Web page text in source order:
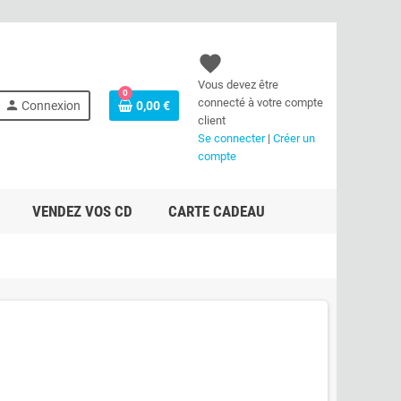
person Connexion
0
0,00 €
favorite
Vous devez être
connecté à votre compte
client
Se connecter| Créer un
compte
VENDEZ VOS CD CARTE CADEAU